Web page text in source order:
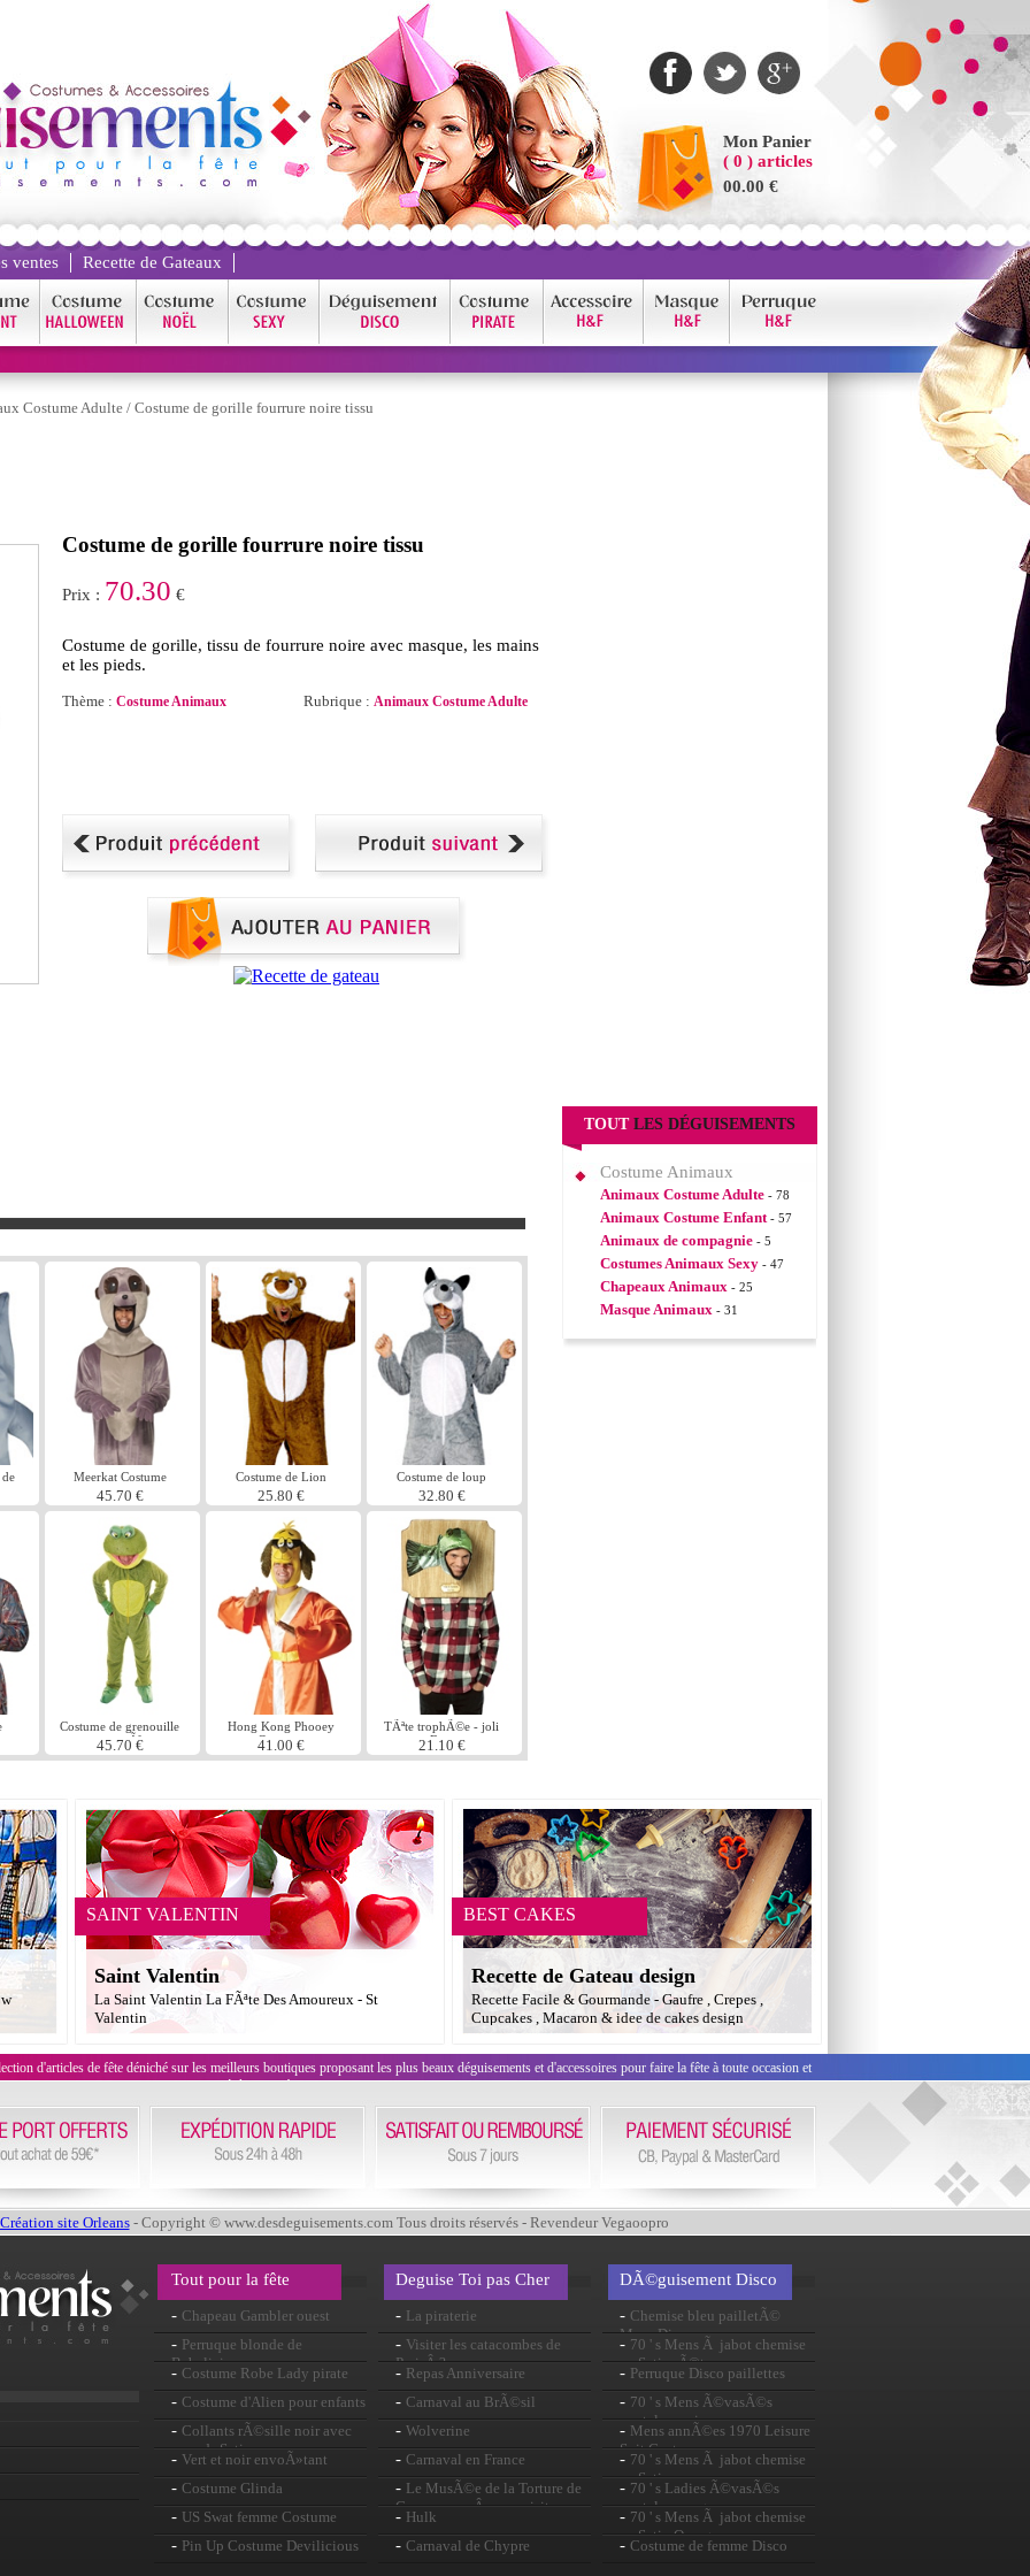
Mon Panier
( 0 ) articles
00.00 €
ventes Recette de Gateaux
Costume Adulte/ Costume de gorille fourrure noire tissu
Costume de gorille fourrure noire tissu
Prix : 70.30 €
Costume de gorille, tissu de fourrure noire avec masque, les mains
et les pieds.
Thème : Costume Animaux Rubrique : Animaux Costume Adulte
de
Meerkat Costume
45.70 €
Costume de Lion
25.80 €
Costume de loup
32.80 €
Costume de grenouille
grosse tÃªte
45.70 €
Hong Kong Phooey
Costume
41.00 €
TÃªte trophÃ©e - joli
Bass
21.10 €
TOUT LES DÉGUISEMENTS
Costume Animaux
Animaux Costume Adulte - 78
Animaux Costume Enfant - 57
Animaux de compagnie - 5
Costumes Animaux Sexy - 47
Chapeaux Animaux - 25
Masque Animaux - 31
SAINT VALENTIN
Saint Valentin
La Saint Valentin La FÃªte Des Amoureux - St
Valentin
BEST CAKES
Recette de Gateau design
Recette Facile & Gourmande - Gaufre , Crepes ,
Cupcakes , Macaron & idee de cakes design
d'articles de fête déniché sur les meilleurs boutiques proposant les plus beaux déguisements et d'accessoires pour faire la fête à toute occasion et
évènement !
Création site Orleans- Copyright © www.desdeguisements.com Tous droits réservés - Revendeur Vegaoopro
Tout pour la fête
- Chapeau Gambler ouest
- Perruque blonde de
Babelicious
- Costume Robe Lady pirate
- Costume d'Alien pour enfants
- Collants rÃ©sille noir avec
noeuds Satin
- Vert et noir envoÃ»tant
perruque
- Costume Glinda
- US Swat femme Costume
- Pin Up Costume Devilicious
Deguise Toi pas Cher
- La piraterie
- Visiter les catacombes de
ParisÂ ?
- Repas Anniversaire
- Carnaval au BrÃ©sil
- Wolverine
- Carnaval en France
- Le MusÃ©e de la Torture de
CarcassonneÂ : une visite
historiqueÂ !
- Hulk
- Carnaval de Chypre
DÃ©guisement Disco
- Chemise bleu pailletÃ©
Mens Disco
- 70 ' s Mens Ã jabot chemise
en Satin rÃ©tro
- Perruque Disco paillettes
- 70 ' s Mens Ã©vasÃ©s
pantalon noir
- Mens annÃ©es 1970 Leisure
Suit Costume
- 70 ' s Mens Ã jabot chemise
en Satin rose
- 70 ' s Ladies Ã©vasÃ©s
pantalon rouge
- 70 ' s Mens Ã jabot chemise
en Satin Orange
- Costume de femme Disco